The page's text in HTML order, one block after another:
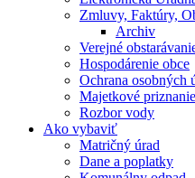
Zmluvy, Faktúry,
Archiv
Verejné
Hospodárenie obce
Ochrana osobných
Majetkové
Rozbor vody
Ako vybaviť
Matričný úrad
Dane a poplatky